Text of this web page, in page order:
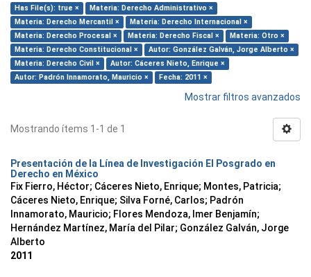
Has File(s): true ×
Materia: Derecho Administrativo ×
Materia: Derecho Mercantil ×
Materia: Derecho Internacional ×
Materia: Derecho Procesal ×
Materia: Derecho Fiscal ×
Materia: Otro ×
Materia: Derecho Constitucional ×
Autor: González Galván, Jorge Alberto ×
Materia: Derecho Civil ×
Autor: Cáceres Nieto, Enrique ×
Autor: Padrón Innamorato, Mauricio ×
Fecha: 2011 ×
Mostrar filtros avanzados
Mostrando ítems 1-1 de 1
Presentación de la Línea de Investigación El Posgrado en
Derecho en México
Fix Fierro, Héctor; Cáceres Nieto, Enrique; Montes, Patricia;
Cáceres Nieto, Enrique; Silva Forné, Carlos; Padrón
Innamorato, Mauricio; Flores Mendoza, Imer Benjamín;
Hernández Martínez, María del Pilar; González Galván, Jorge
Alberto
2011